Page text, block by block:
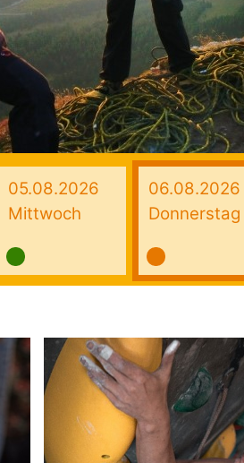
05.08.2026
Mittwoch
06.08.2026
Donnerstag